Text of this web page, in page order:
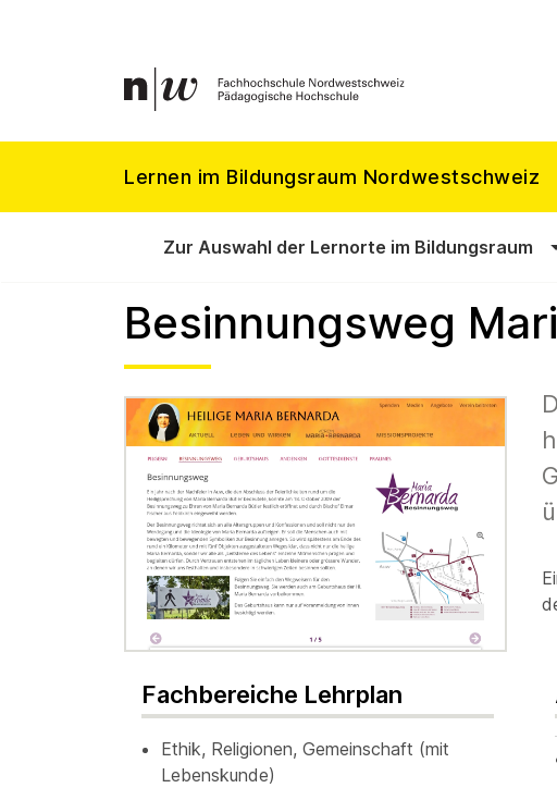
Lernen im Bildungsraum Nordwestschweiz
Zur Auswahl der Lernorte im Bildungsraum
Besinnungsweg
Fachbereiche Lehrplan
Ethik, Religionen, Gemeinschaft (mit
Lebenskunde)